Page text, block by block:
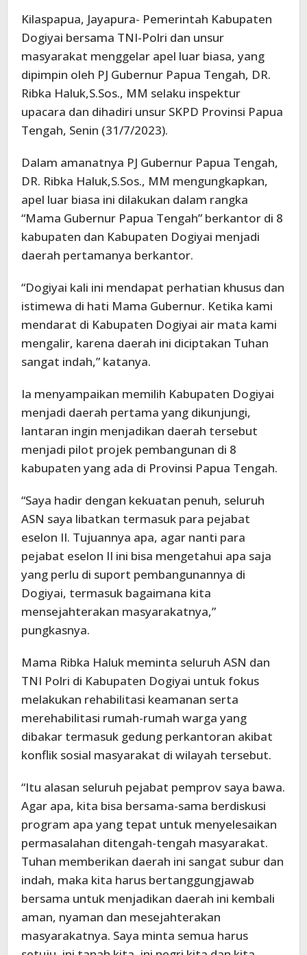
Kilaspapua, Jayapura- Pemerintah Kabupaten
Dogiyai bersama TNI-Polri dan unsur
masyarakat menggelar apel luar biasa, yang
dipimpin oleh PJ Gubernur Papua Tengah, DR.
Ribka Haluk,S.Sos., MM selaku inspektur
upacara dan dihadiri unsur SKPD Provinsi Papua
Tengah, Senin (31/7/2023).
Dalam amanatnya PJ Gubernur Papua Tengah,
DR. Ribka Haluk,S.Sos., MM mengungkapkan,
apel luar biasa ini dilakukan dalam rangka
“Mama Gubernur Papua Tengah” berkantor di 8
kabupaten dan Kabupaten Dogiyai menjadi
daerah pertamanya berkantor.
“Dogiyai kali ini mendapat perhatian khusus dan
istimewa di hati Mama Gubernur. Ketika kami
mendarat di Kabupaten Dogiyai air mata kami
mengalir, karena daerah ini diciptakan Tuhan
sangat indah,” katanya.
Ia menyampaikan memilih Kabupaten Dogiyai
menjadi daerah pertama yang dikunjungi,
lantaran ingin menjadikan daerah tersebut
menjadi pilot projek pembangunan di 8
kabupaten yang ada di Provinsi Papua Tengah.
“Saya hadir dengan kekuatan penuh, seluruh
ASN saya libatkan termasuk para pejabat
eselon II. Tujuannya apa, agar nanti para
pejabat eselon II ini bisa mengetahui apa saja
yang perlu di suport pembangunannya di
Dogiyai, termasuk bagaimana kita
mensejahterakan masyarakatnya,”
pungkasnya.
Mama Ribka Haluk meminta seluruh ASN dan
TNI Polri di Kabupaten Dogiyai untuk fokus
melakukan rehabilitasi keamanan serta
merehabilitasi rumah-rumah warga yang
dibakar termasuk gedung perkantoran akibat
konflik sosial masyarakat di wilayah tersebut.
“Itu alasan seluruh pejabat pemprov saya bawa.
Agar apa, kita bisa bersama-sama berdiskusi
program apa yang tepat untuk menyelesaikan
permasalahan ditengah-tengah masyarakat.
Tuhan memberikan daerah ini sangat subur dan
indah, maka kita harus bertanggungjawab
bersama untuk menjadikan daerah ini kembali
aman, nyaman dan mesejahterakan
masyarakatnya. Saya minta semua harus